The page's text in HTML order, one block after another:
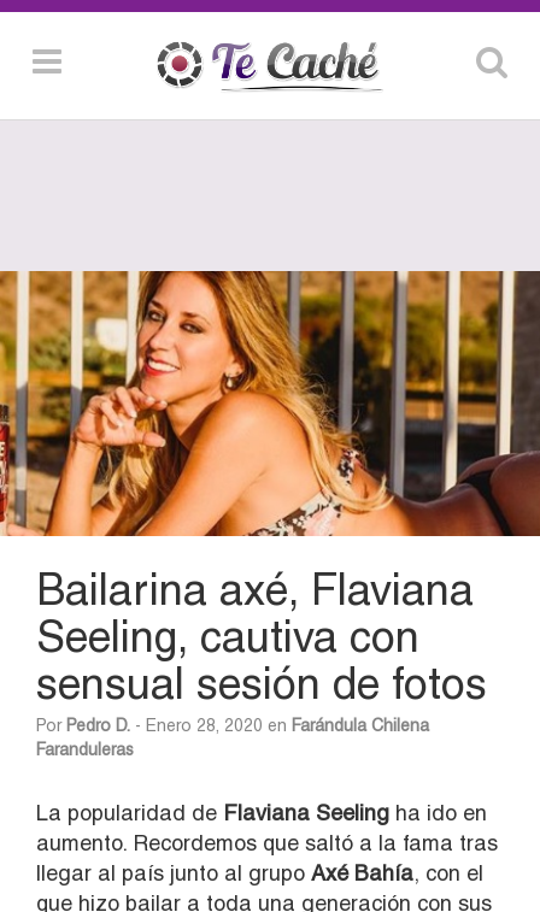
Bailarina axé, Flaviana
Seeling, cautiva con
sensual sesión de fotos
Por Pedro D. - Enero 28, 2020 en Farándula Chilena
Faranduleras
La popularidad de Flaviana Seeling ha ido en
aumento. Recordemos que saltó a la fama tras
llegar al país junto al grupo Axé Bahía, con el
que hizo bailar a toda una generación con sus